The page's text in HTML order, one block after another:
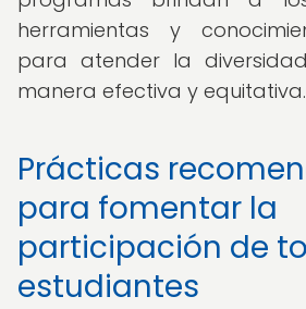
herramientas y
para atender la
manera efectiva y equitativa.
Prácticas
para fomentar la
participación de
estudiantes